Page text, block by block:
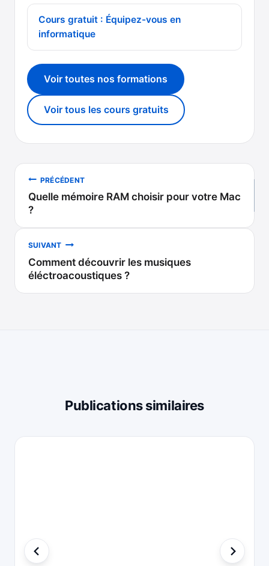
Cours gratuit : Équipez-vous en
informatique
Voir toutes nos formations
Voir tous les cours gratuits
Navigation
de
l’article
PRÉCÉDENT
Quelle mémoire RAM choisir pour votre Mac
?
SUIVANT
Comment découvrir les musiques
éléctroacoustiques ?
Publications similaires